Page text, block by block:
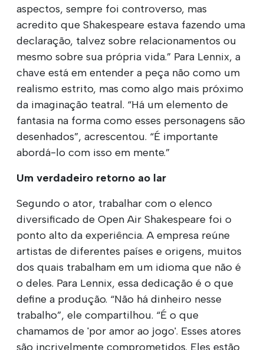
aspectos, sempre foi controverso, mas
acredito que Shakespeare estava fazendo uma
declaração, talvez sobre relacionamentos ou
mesmo sobre sua própria vida.” Para Lennix, a
chave está em entender a peça não como um
realismo estrito, mas como algo mais próximo
da imaginação teatral. “Há um elemento de
fantasia na forma como esses personagens são
desenhados”, acrescentou. “É importante
abordá-lo com isso em mente.”
Um verdadeiro retorno ao lar
Segundo o ator, trabalhar com o elenco
diversificado de Open Air Shakespeare foi o
ponto alto da experiência. A empresa reúne
artistas de diferentes países e origens, muitos
dos quais trabalham em um idioma que não é
o deles. Para Lennix, essa dedicação é o que
define a produção. “Não há dinheiro nesse
trabalho”, ele compartilhou. “É o que
chamamos de 'por amor ao jogo'. Esses atores
são incrivelmente comprometidos. Eles estão